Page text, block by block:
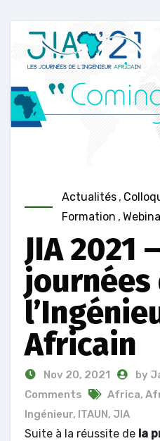
Actualités ,
Formation ,
JIA 2021
journées
Africain
Nov 20, 2021 by
Comments
Africa,
Ingénieur, ITAUN, JIA
Suite à la réussite de la